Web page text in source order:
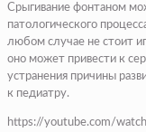
Срыгивание фонтаном
патологического
любом случае не стоит
оно может привести к
устранения причины
к педиатру.
https://youtube.com/